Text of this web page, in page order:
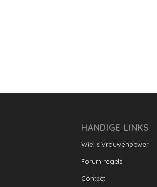
HANDIGE LINKS
Wie is Vrouwenpower
Forum regels
Contact